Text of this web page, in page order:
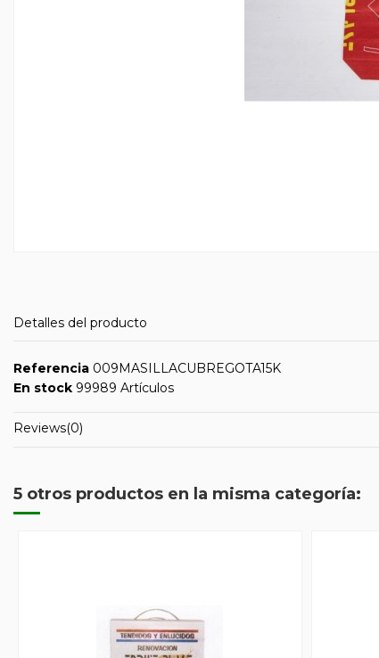
Detalles del producto
Referencia 009MASILLACUBREGOTA15K
En stock 99989 Artículos
Reviews(0)
5 otros productos en la misma categoría: